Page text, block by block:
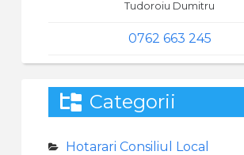
Tudoroiu Dumitru
0762 663 245
Categorii
Hotarari Consiliul Local